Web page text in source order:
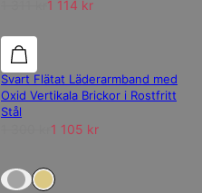
1 114 kr
15% rabatt
15% rabatt
Svart Flätat Läderarmband med
Oxid Vertikala Brickor i Rostfritt
Stål
1 105 kr
15% rabatt
Slut på lager